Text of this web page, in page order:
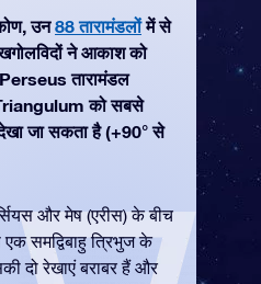
उन88 तारामंडलोंमें से
ने आकाश को
तारामंडल
Triangulum को सबसे
जा सकता है (+90° से
और मेष (एरीस) के बीच
समद्विबाहु त्रिभुज के
दो रेखाएं बराबर हैं और